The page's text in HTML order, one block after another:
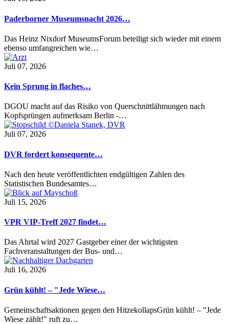
Paderborner Museumsnacht 2026…
Das Heinz Nixdorf MuseumsForum beteiligt sich wieder mit einem
ebenso umfangreichen wie…
Juli 07, 2026
Kein Sprung in flaches…
DGOU macht auf das Risiko von Querschnittlähmungen nach
Kopfsprüngen aufmerksam Berlin -…
Juli 07, 2026
DVR fordert konsequente…
Nach den heute veröffentlichten endgültigen Zahlen des
Statistischen Bundesamtes…
Juli 15, 2026
VPR VIP-Treff 2027 findet…
Das Ahrtal wird 2027 Gastgeber einer der wichtigsten
Fachveranstaltungen der Bus- und…
Juli 16, 2026
Grün kühlt! – "Jede Wiese…
Gemeinschaftsaktionen gegen den HitzekollapsGrün kühlt! – "Jede
Wiese zählt!" ruft zu…